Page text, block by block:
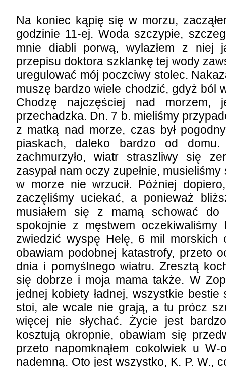
Na koniec kąpię się w morzu,
godzinie 11-ej. Woda szczypie,
mnie diabli porwą, wylazłem z niej
przepisu doktora szklankę tej wody
uregulować mój poczciwy stolec.
muszę bardzo wiele chodzić, gdyż ból
Chodzę najczęściej nad morzem,
przechadzka. Dn. 7 b. mieliśmy
z matką nad morze, czas był
piaskach, daleko bardzo od
zachmurzyło, wiatr straszliwy się
zasypał nam oczy zupełnie,
w morze nie wrzucił. Później
zaczęliśmy uciekać, a ponieważ
musiałem się z mamą schować
spokojnie z męstwem
zwiedzić wyspę Helę, 6 mil morskich
obawiam podobnej katastrofy, przeto
dnia i pomyślnego wiatru. Zresztą
się dobrze i moja mama także. W
jednej kobiety ładnej, wszystkie
stoi, ale wcale nie grają, a tu prócz
więcej nie słychać. Życie jest
kosztują okropnie, obawiam się
przeto napomknąłem cokolwiek u
nademną. Oto jest wszystko, K. P. W.,